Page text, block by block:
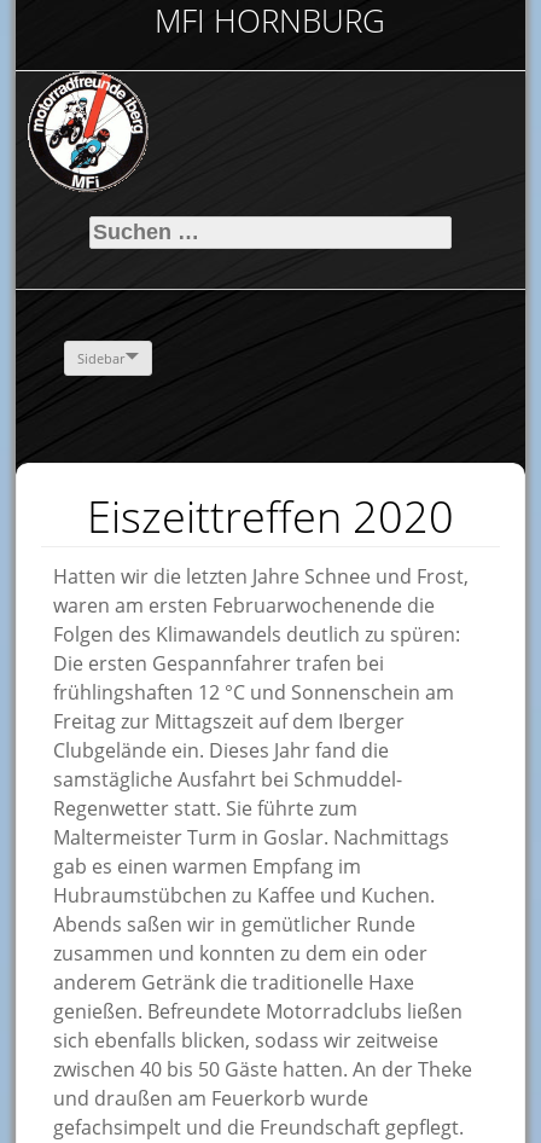
MFI HORNBURG
Suchen
nach:
Sidebar
Eiszeittreffen 2020
Hatten wir die letzten Jahre Schnee und Frost,
waren am ersten Februarwochenende die
Folgen des Klimawandels deutlich zu spüren:
Die ersten Gespannfahrer trafen bei
frühlingshaften 12 °C und Sonnenschein am
Freitag zur Mittagszeit auf dem Iberger
Clubgelände ein. Dieses Jahr fand die
samstägliche Ausfahrt bei Schmuddel-
Regenwetter statt. Sie führte zum
Maltermeister Turm in Goslar. Nachmittags
gab es einen warmen Empfang im
Hubraumstübchen zu Kaffee und Kuchen.
Abends saßen wir in gemütlicher Runde
zusammen und konnten zu dem ein oder
anderem Getränk die traditionelle Haxe
genießen. Befreundete Motorradclubs ließen
sich ebenfalls blicken, sodass wir zeitweise
zwischen 40 bis 50 Gäste hatten. An der Theke
und draußen am Feuerkorb wurde
gefachsimpelt und die Freundschaft gepflegt.